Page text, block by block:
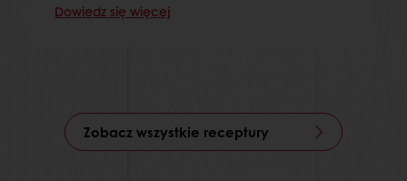
Dowiedz się więcej
Zobacz wszystkie receptury